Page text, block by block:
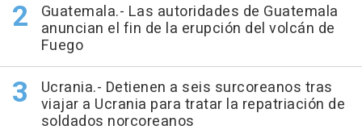
Guatemala.- Las autoridades de Guatemala
anuncian el fin de la erupción del volcán de
Fuego
Ucrania.- Detienen a seis surcoreanos tras
viajar a Ucrania para tratar la repatriación de
soldados norcoreanos